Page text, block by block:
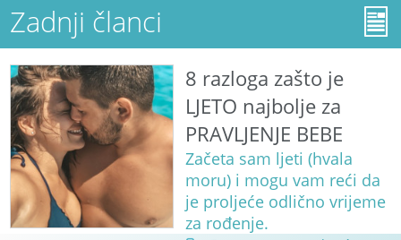
Zadnji članci
8 razloga zašto je
LJETO najbolje za
PRAVLJENJE BEBE
Začeta sam ljeti (hvala
moru) i mogu vam reći da
je proljeće odlično vrijeme
za rođenje.